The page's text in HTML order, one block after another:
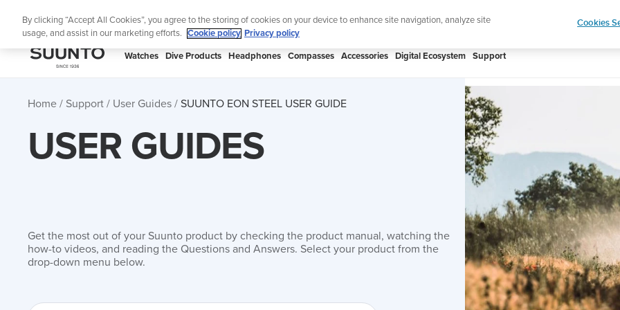
Lightweight sports watch designed for runners Shop
SUUNTO
Watches Dive Products Headphones Compasses Accessories Digital Ecosystem Support
Home Support User Guides SUUNTO EON STEEL USER GUIDE
USER GUIDES
Get the most out of your Suunto product by checking the product manual, watching the
how-to videos, and reading the Questions and Answers. Select your product from the
drop-down menu below.
By clicking “Accept All Cookies”, you agree to the storing of cookies on your device to enhance site navigation, analyze site
usage, and assist in our marketing efforts.
Cookie policy Privacy policy
Cookies